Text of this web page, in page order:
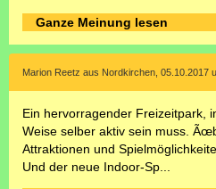
Ganze Meinung lesen
Marion Reetz aus Nordkirchen, 05.10.2017
Ein hervorragender Freizeitpark,
Weise selber aktiv sein muss.
Attraktionen und
Und der neue Indoor-Sp...